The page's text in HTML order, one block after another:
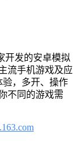
开发的安卓模拟
流手机游戏及应
验，多开、操作
不同的游戏需